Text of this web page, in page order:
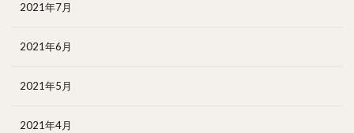
2021年7月
2021年6月
2021年5月
2021年4月